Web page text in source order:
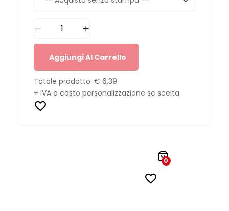
Aggiungi Al Carrello
Totale prodotto: € 6,39
+ IVA e costo personalizzazione se scelta
0